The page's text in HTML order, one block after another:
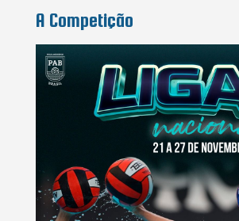
A Competição